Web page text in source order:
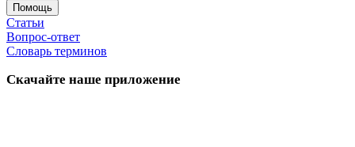
Помощь
Статьи
Вопрос-ответ
Словарь терминов
Скачайте наше приложение